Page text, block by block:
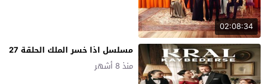
02:08:34
مسلسل اذا خسر الملك الحلقة 27
منذ 8 أشهر